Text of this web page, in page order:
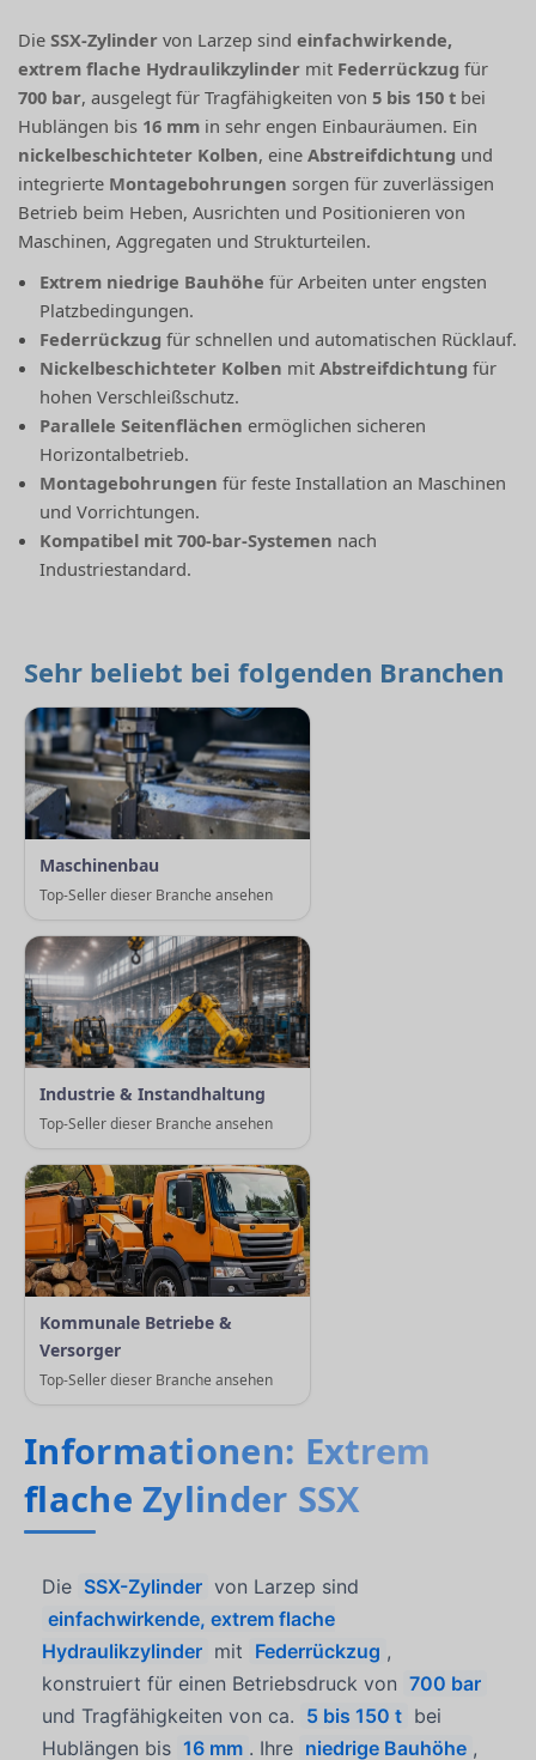
DieSSX-Zylinder von Larzep sindeinfachwirkende,
extrem flache Hydraulikzylinder mit Federrückzug für
700 bar, ausgelegt für Tragfähigkeiten von5 bis 150 t bei
Hublängen bis 16 mm in sehr engen Einbauräumen. Ein
nickelbeschichteter Kolben, eineAbstreifdichtung und
integrierte Montagebohrungen sorgen für zuverlässigen
Betrieb beim Heben, Ausrichten und Positionieren von
Maschinen, Aggregaten und Strukturteilen.
Extrem niedrige Bauhöhe für Arbeiten unter engsten
Platzbedingungen.
Federrückzug für schnellen und automatischen Rücklauf.
Nickelbeschichteter Kolben mitAbstreifdichtung für
hohen Verschleißschutz.
Parallele Seitenflächen ermöglichen sicheren
Horizontalbetrieb.
Montagebohrungen für feste Installation an Maschinen
und Vorrichtungen.
Kompatibel mit 700-bar-Systemen nach
Industriestandard.
Sehr beliebt bei folgenden Branchen
Maschinenbau
Top-Seller dieser Branche ansehen
Industrie & Instandhaltung
Top-Seller dieser Branche ansehen
Kommunale Betriebe &
Versorger
Top-Seller dieser Branche ansehen
Informationen: Extrem
flache Zylinder SSX
Die SSX-Zylinder von Larzep sind
einfachwirkende, extrem flache
Hydraulikzylinder mit Federrückzug ,
konstruiert für einen Betriebsdruck von 700 bar
und Tragfähigkeiten von ca. 5 bis 150 t bei
Hublängen bis 16 mm . Ihre niedrige Bauhöhe ,